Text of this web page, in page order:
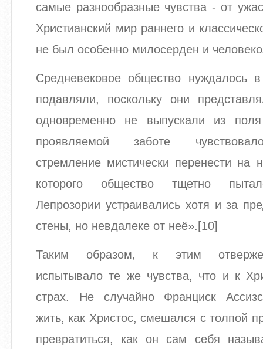
самые разнообразные чувства - от
Христианский мир раннего и
не был особенно милосерден и
Средневековое общество нуждалось
подавляли, поскольку они
одновременно не выпускали из
проявляемой заботе
стремление мистически перенести на
которого общество тщетно
Лепрозории устраивались хотя и за
стены, но невдалеке от неё».[10]
Таким образом, к этим
испытывало те же чувства, что и к
страх. Не случайно Франциск
жить, как Христос, смешался с толпой
превратиться, как он сам себя